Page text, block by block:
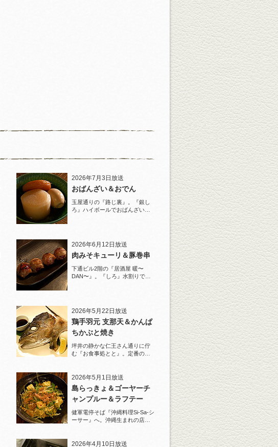
2026年7月3日放送
おばんざい＆おでん
玉屋通りの『路じ裏』。『銀し
ろ』ハイボールでおばんざいと
2026年6月12日放送
肉みそキューリ＆豚巻串
下通ビル2階の『居酒屋 暖〜
DAN〜』。『しろ』水割りで夏
2026年5月22日放送
鶏手羽元 支那天＆かんぱ
ちかぶと焼き
坪井の静かな仁王さん通りに佇
む『お食事処とと』。定番の
2026年5月1日放送
島らっきょ＆ゴーヤーチ
ャンプルー＆ラフテー
健軍電停そば『沖縄料理Si-Sa-シ
ーサー』へ。沖縄生まれの店主
2026年4月10日放送